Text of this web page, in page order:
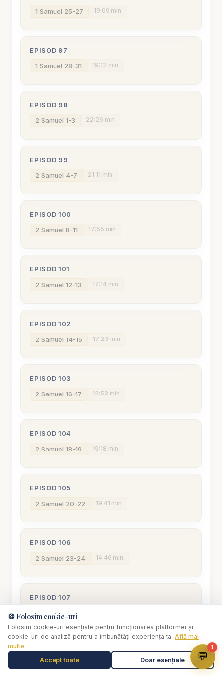
1 Samuel 25-27 19:09 min
EPISOD 97
1 Samuel 28-31 19:12 min
EPISOD 98
2 Samuel 1-3 22:26 min
EPISOD 99
2 Samuel 4-7 21:11 min
EPISOD 100
2 Samuel 8-11 17:55 min
EPISOD 101
2 Samuel 12-13 17:14 min
EPISOD 102
2 Samuel 14-15 17:23 min
EPISOD 103
2 Samuel 16-17 12:53 min
EPISOD 104
2 Samuel 18-19 19:18 min
EPISOD 105
2 Samuel 20-22 19:41 min
EPISOD 106
2 Samuel 23-24 14:46 min
EPISOD 107
1 Regi 1 14:06 min
EPISOD 108
1 Regi 2-3
Muzică de relaxare
Selectează o piesă
🍪 Folosim cookie-uri
Folosim cookie-uri esențiale pentru funcționarea platformei și
cookie-uri de analiză pentru a îmbunătăți experiența ta. Află mai
multe
Accept toate
Doar esențiale 💬
1